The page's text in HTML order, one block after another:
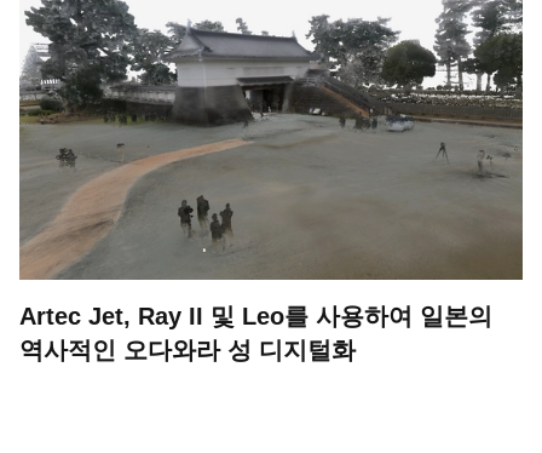
Artec Jet, Ray II 및 Leo를 사용하여 일본의
역사적인 오다와라 성 디지털화